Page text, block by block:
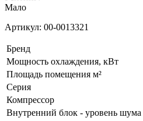
Мало
Артикул: 00-0013321
Бренд
Мощность охлаждения, кВт
Площадь помещения м²
Серия
Компрессор
Внутренний блок - уровень шума